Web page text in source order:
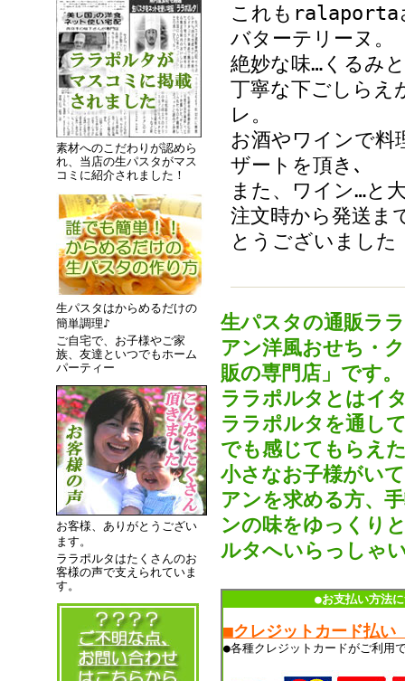
素材へのこだわりが認めら
れ、当店の生パスタがマス
コミに紹介されました！
生パスタはからめるだけの
簡単調理♪
ご自宅で、お子様やご家
族、友達といつでもホーム
パーティー
お客様、ありがとうござい
ます。
ララポルタはたくさんのお
客様の声で支えられていま
す。
これもralaporta
バターテリーヌ。
絶妙な味…くるみ
丁寧な下ごしらえ
レ。
お酒やワインで料
ザートを頂き､
また、ワイン…と
注文時から発送ま
とうございました
生パスタの通販ラ
アン洋風おせち・
販の専門店」です。
ララポルタとはイ
ララポルタを通し
でも感じてもらえ
小さなお子様がい
アンを求める方、
ンの味をゆっくり
ルタへいらっしゃ
●お支払い方法
■クレジットカード払い
●各種クレジットカードがご利用